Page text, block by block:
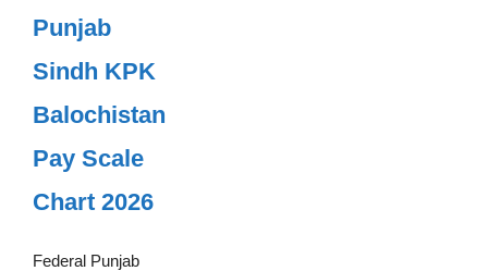
Punjab
Sindh KPK
Balochistan
Pay Scale
Chart 2026
Federal Punjab